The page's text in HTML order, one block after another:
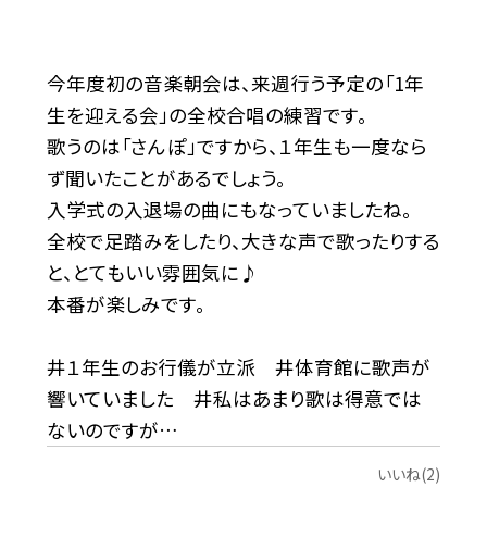
今年度初の音楽朝会は、来週行う予定の「1年
生を迎える会」の全校合唱の練習です。
歌うのは「さんぽ」ですから、１年生も一度なら
ず聞いたことがあるでしょう。
入学式の入退場の曲にもなっていましたね。
全校で足踏みをしたり、大きな声で歌ったりする
と、とてもいい雰囲気に♪
本番が楽しみです。
井１年生のお行儀が立派 井体育館に歌声が
響いていました 井私はあまり歌は得意では
ないのですが…
いいね(2)